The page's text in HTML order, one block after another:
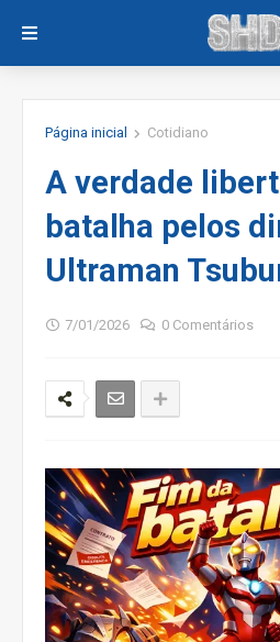
Página inicial Cotidiano
A verdade
batalha pelos
Ultraman
7/01/2026 0 Comentários